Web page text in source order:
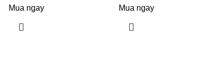
Mua ngay
Mua ngay